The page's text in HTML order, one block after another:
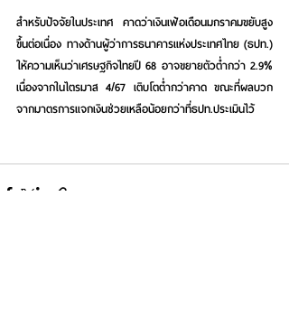
สำหรับปัจจัยในประเทศ คาดว่าเงินเฟ้อเดือนมกราคมขยับสูง
ขึ้นต่อเนื่อง ทางด้านผู้ว่าการธนาคารแห่งประเทศไทย (ธปท.)
ให้ความเห็นว่าเศรษฐกิจไทยปี 68 อาจขยายตัวต่ำกว่า 2.9%
เนื่องจากในไตรมาส 4/67 เติบโตต่ำกว่าคาด ขณะที่ผลบวก
จากมาตรการแจกเงินช่วยเหลือน้อยกว่าที่ธปท.ประเมินไว้